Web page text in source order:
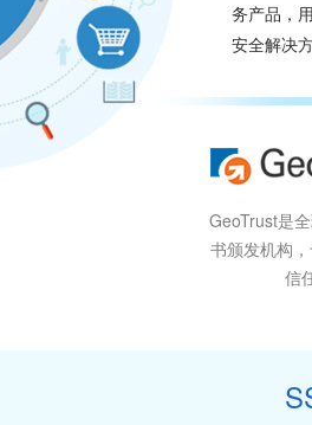
务产品，
安全解决
GeoTrust是
书颁发机构
信